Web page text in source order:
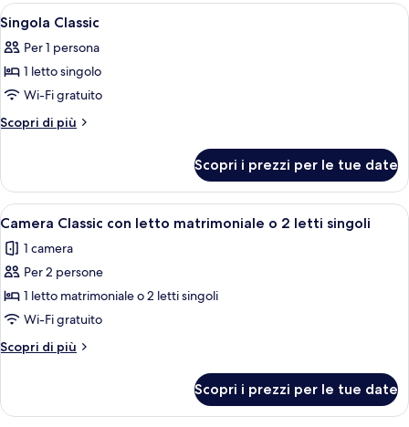
Apri
tutte
le
foto
per
Singola
Singola Classic | Minibar, una
4
Singola Classic
Per 1 persona
1 letto singolo
Wi-Fi gratuito
Scopri di più
Altri
Classic
Scopri i prezzi per le tue date
Apri
tutte
le
foto
per
Camera
Classic
con
matrimoniale
o
Camera d'albergo con due letti, un
7
Camera Classic con letto matrimoniale o 2 letti singoli
1 camera
Per 2 persone
1 letto matrimoniale o 2 letti singoli
Wi-Fi gratuito
Scopri di più
Altri
Classic
Scopri i prezzi per le tue date